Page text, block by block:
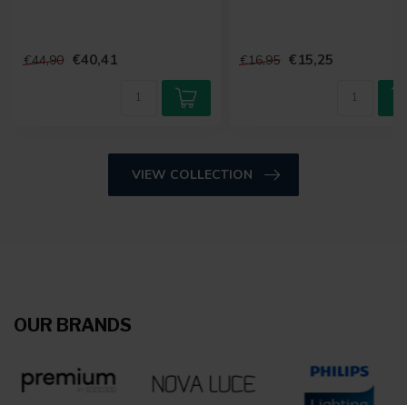
€44,90 €40,41 €16,95 €15,25
VIEW COLLECTION
OUR BRANDS